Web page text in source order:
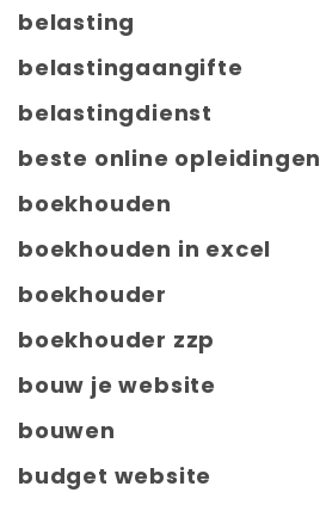
belasting
belastingaangifte
belastingdienst
beste online opleidingen
boekhouden
boekhouden in excel
boekhouder
boekhouder zzp
bouw je website
bouwen
budget website